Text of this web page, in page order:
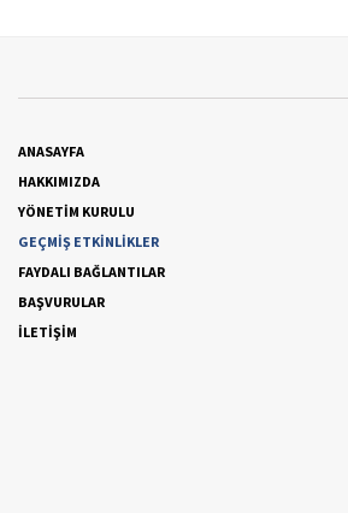
ANASAYFA
HAKKIMIZDA
YÖNETİM KURULU
GEÇMİŞ ETKİNLİKLER
FAYDALI BAĞLANTILAR
BAŞVURULAR
İLETİŞİM